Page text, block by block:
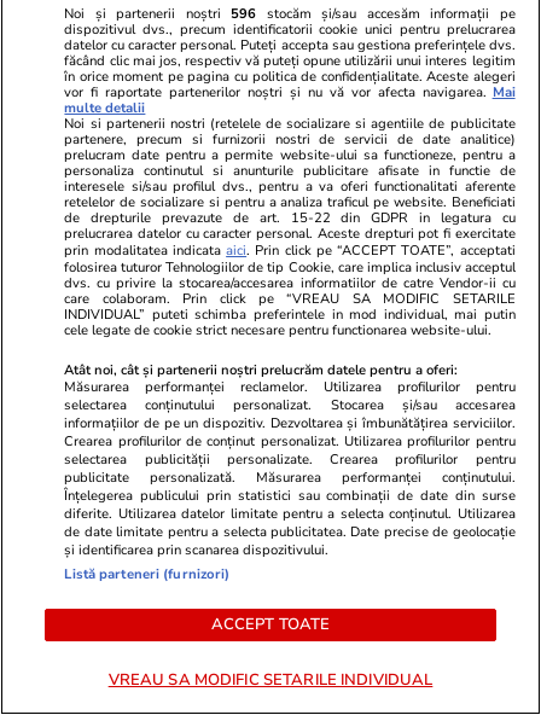
„Răspuns corect, Mitică
Dragomir”. Gluma virală cu
Simona Halep a ajuns la
admiterea la Drept
Femeie
făcea plajă:
PROMO
Advertorial
Smart is the new chic: Cum ne
ajută tehnologia să ne reinventăm
Advertorial
PARTENERI
Noi și partenerii noștri 596 stocăm și/sau accesăm informații pe
dispozitivul dvs., precum identificatorii cookie unici pentru prelucrarea
datelor cu caracter personal. Puteți accepta sau gestiona preferințele dvs.
făcând clic mai jos, respectiv vă puteți opune utilizării unui interes legitim
în orice moment pe pagina cu politica de confidențialitate. Aceste alegeri
vor fi raportate partenerilor noștri și nu vă vor afecta navigarea. Mai
multe detalii
Noi si partenerii nostri (retelele de socializare si agentiile de publicitate
partenere, precum si furnizorii nostri de servicii de date analitice)
prelucram date pentru a permite website-ului sa functioneze, pentru a
personaliza continutul si anunturile publicitare afisate in functie de
interesele si/sau profilul dvs., pentru a va oferi functionalitati aferente
retelelor de socializare si pentru a analiza traficul pe website. Beneficiati
de drepturile prevazute de art. 15-22 din GDPR in legatura cu
prelucrarea datelor cu caracter personal. Aceste drepturi pot fi exercitate
prin modalitatea indicataaici. Prin click pe “ACCEPT TOATE”, acceptati
folosirea tuturor Tehnologiilor de tip Cookie, care implica inclusiv acceptul
dvs. cu privire la stocarea/accesarea informatiilor de catre Vendor-ii cu
care colaboram. Prin click pe “VREAU SA MODIFIC SETARILE
INDIVIDUAL” puteti schimba preferintele in mod individual, mai putin
cele legate de cookie strict necesare pentru functionarea website-ului.
Atât noi, cât și partenerii noștri prelucrăm datele pentru a oferi:
Măsurarea performanței reclamelor. Utilizarea profilurilor pentru
selectarea conținutului personalizat. Stocarea și/sau accesarea
informațiilor de pe un dispozitiv. Dezvoltarea și îmbunătățirea serviciilor.
Crearea profilurilor de conținut personalizat. Utilizarea profilurilor pentru
selectarea publicității personalizate. Crearea profilurilor pentru
publicitate personalizată. Măsurarea performanței conținutului.
Înțelegerea publicului prin statistici sau combinații de date din surse
diferite. Utilizarea datelor limitate pentru a selecta conținutul. Utilizarea
de date limitate pentru a selecta publicitatea. Date precise de geolocație
și identificarea prin scanarea dispozitivului.
Listă parteneri (furnizori)
ACCEPT TOATE
VREAU SA MODIFIC SETARILE INDIVIDUAL